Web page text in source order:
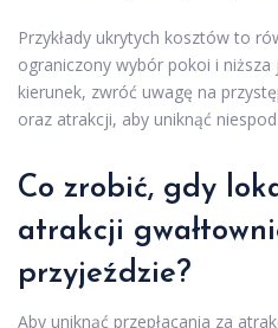
Przykłady ukrytych kosztów to
ograniczony wybór pokoi i niższa
kierunek, zwróć uwagę na
oraz atrakcji, aby uniknąć
Co zrobić, gdy
atrakcji
przyjeździe?
Aby uniknąć przepłacania za